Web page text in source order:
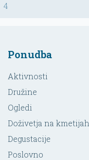
4
Ponudba
Aktivnosti
Družine
Ogledi
Doživetja na kmetijah
Degustacije
Poslovno